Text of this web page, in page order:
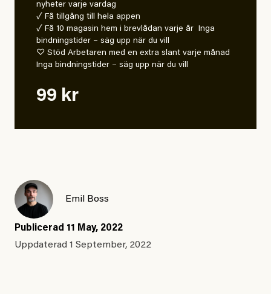
nyheter varje vardag
✓ Få tillgång till hela appen
✓ Få 10 magasin hem i brevlådan varje år Inga
bindningstider – säg upp när du vill
♡ Stöd Arbetaren med en extra slant varje månad
Inga bindningstider – säg upp när du vill
99 kr
Emil Boss
Publicerad 11 May, 2022
Uppdaterad 1 September, 2022